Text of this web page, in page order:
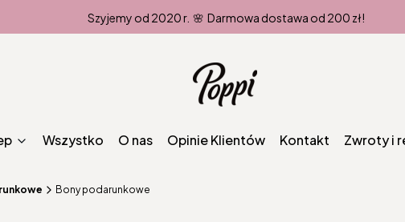
Szyjemy od 2020 r. 🌸 Darmowa dostawa od 200 zł!
Wszystko O nas Opinie Klientów Kontakt Zwroty i
Bony podarunkowe